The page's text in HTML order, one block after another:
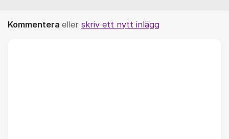
Kommentera eller skriv ett nytt inlägg